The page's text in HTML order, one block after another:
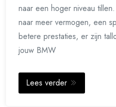
naar een hoger niveau
naar meer vermogen, een
betere prestaties, er zijn
jouw BMW
Lees verder